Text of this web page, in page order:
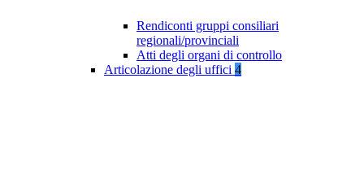
Rendiconti gruppi consiliari
regionali/provinciali
Atti degli organi di controllo
Articolazione degli uffici 4